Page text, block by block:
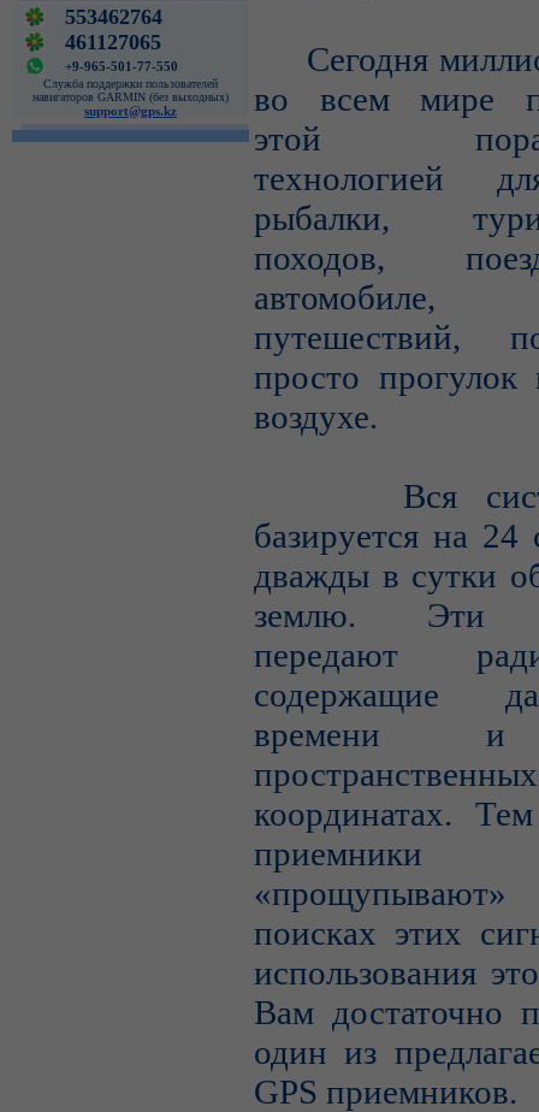
553462764
461127065
+9-965-501-77-550
Служба поддержки пользователей
навигаторов GARMIN (без выходных)
support@gps.kz
Сегодня
во всем мире
этой
технологией
рыбалки,
походов,
автомобиле,
путешествий,
просто
воздухе.
Вся
базируется на 24
дважды в сутки
землю. Эти
передают
содержащие
времени и
пространственных
координатах.
поисках этих
использования
Вам достаточно
один из
GPS приемников.